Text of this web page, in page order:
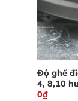
Độ ghế
4, 8,10
0₫